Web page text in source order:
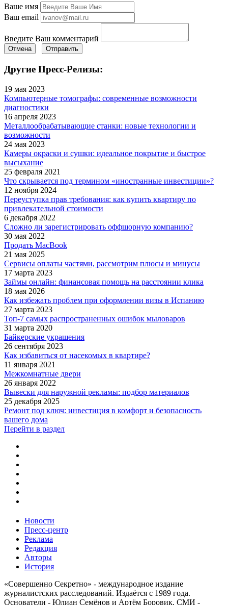
Ваше имя
Ваш email
Введите Ваш комментарий
Отмена Отправить
Другие Пресс-Релизы:
19 мая 2023
Компьютерные томографы: современные возможности
диагностики
16 апреля 2023
Металлообрабатывающие станки: новые технологии и
возможности
24 мая 2023
Камеры окраски и сушки: идеальное покрытие и быстрое
высыхание
25 февраля 2021
Что скрывается под термином «иностранные инвестиции»?
12 ноября 2024
Переуступка прав требования: как купить квартиру по
привлекательной стоимости
6 декабря 2022
Сложно ли зарегистрировать оффшорную компанию?
30 мая 2022
Продать MacBook
21 мая 2025
Сервисы оплаты частями, рассмотрим плюсы и минусы
17 марта 2023
Займы онлайн: финансовая помощь на расстоянии клика
18 мая 2026
Как избежать проблем при оформлении визы в Испанию
27 марта 2023
Топ-7 самых распространенных ошибок мыловаров
31 марта 2020
Байкерские украшения
26 сентября 2023
Как избавиться от насекомых в квартире?
11 января 2021
Межкомнатные двери
26 января 2022
Вывески для наружной рекламы: подбор материалов
25 декабря 2025
Ремонт под ключ: инвестиция в комфорт и безопасность
вашего дома
Перейти в раздел
Новости
Пресс-центр
Реклама
Редакция
Авторы
История
«Совершенно Секретно» - международное издание
журналистских расследований. Издаётся с 1989 года.
Основатели - Юлиан Семёнов и Артём Боровик. CМИ -